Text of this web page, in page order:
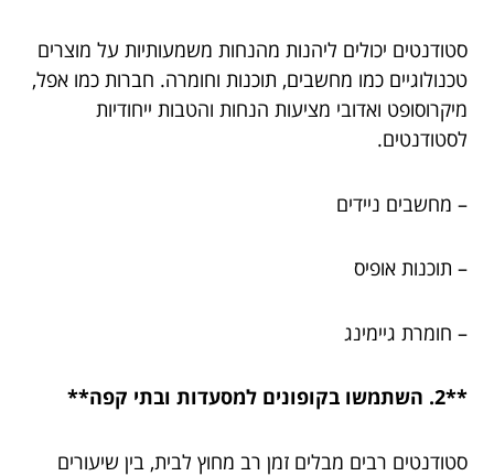
סטודנטים יכולים ליהנות מהנחות משמעותיות על מוצרים
טכנולוגיים כמו מחשבים, תוכנות וחומרה. חברות כמו אפל,
מיקרוסופט ואדובי מציעות הנחות והטבות ייחודיות
לסטודנטים.
– מחשבים ניידים
– תוכנות אופיס
– חומרת גיימינג
**2. השתמשו בקופונים למסעדות ובתי קפה**
סטודנטים רבים מבלים זמן רב מחוץ לבית, בין שיעורים